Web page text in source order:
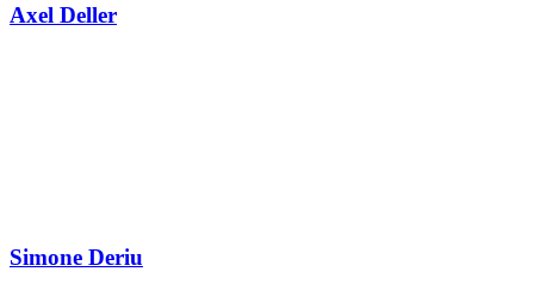
Axel Deller
Simone Deriu